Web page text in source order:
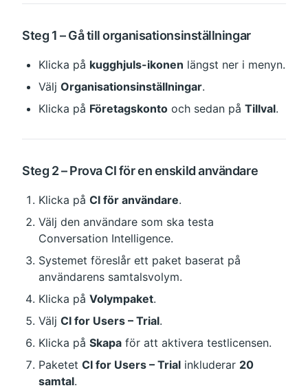
Steg 1 – Gå till organisationsinställningar
Klicka på kugghjuls-ikonen längst ner i menyn.
Välj Organisationsinställningar.
Klicka på Företagskonto och sedan på Tillval.
Steg 2 – Prova CI för en enskild användare
Klicka på CI för användare.
Välj den användare som ska testa
Conversation Intelligence.
Systemet föreslår ett paket baserat på
användarens samtalsvolym.
Klicka på Volympaket.
Välj CI for Users – Trial.
Klicka på Skapa för att aktivera testlicensen.
Paketet CI for Users – Trial inkluderar 20
samtal.